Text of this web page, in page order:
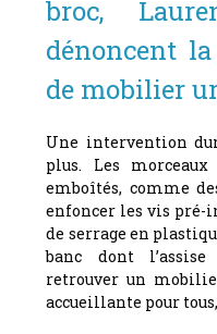
broc,
dénoncent
de mobilier
Une intervention
plus. Les
emboîtés, comme
enfoncer les vis pré-
de serrage en
banc dont l’assise
retrouver un
accueillante pour